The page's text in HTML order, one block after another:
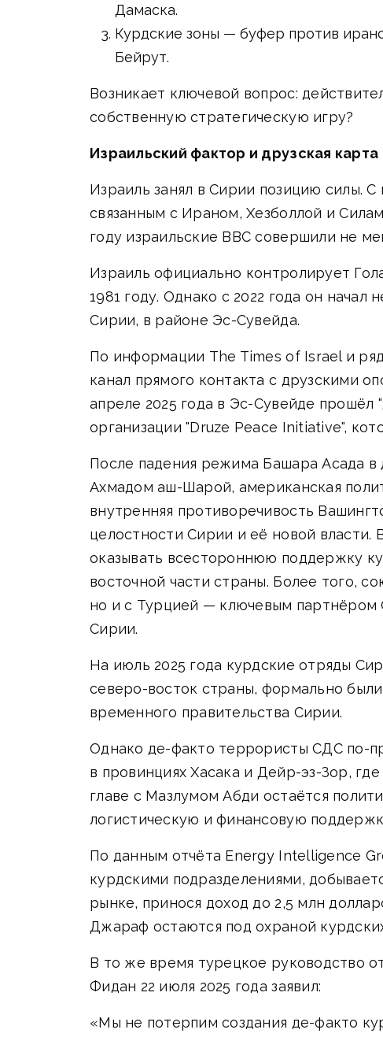
Дамаска.
Курдские зоны — буфер против
Бейрут.
Возникает ключевой вопрос:
собственную стратегическую игру?
Израильский фактор и друзская карта
Израиль занял в Сирии позицию силы.
связанным с Ираном, Хезболлой и
году израильские ВВС совершили не
Израиль официально контролирует
1981 году. Однако с 2022 года он
Сирии, в районе Эс-Сувейда.
По информации The Times of Israel и
канал прямого контакта с друзскими
апреле 2025 года в Эс-Сувейде прошёл
организации "Druze Peace Initiative",
После падения режима Башара Асада в
Ахмадом аш-Шарой, американская
внутренняя противоречивость
целостности Сирии и её новой
оказывать всестороннюю поддержку
восточной части страны. Более того,
но и с Турцией — ключевым
Сирии.
На июль 2025 года курдские отряды
северо-восток страны, формально
временного правительства Сирии.
Однако де-факто террористы СДС по-
в провинциях Хасака и Дейр-эз-Зор,
главе с Мазлумом Абди остаётся
логистическую и финансовую
По данным отчёта Energy Intelligence
курдскими подразделениями,
рынке, принося доход до 2,5 млн
Джараф остаются под охраной
В то же время турецкое руководство
Фидан 22 июля 2025 года заявил:
«Мы не потерпим создания де-факто